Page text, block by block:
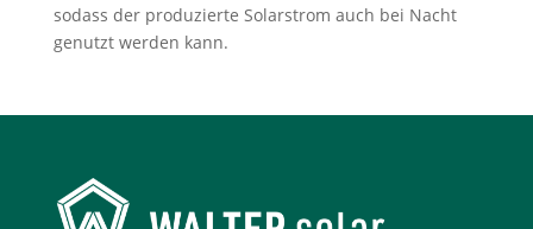
sodass der produzierte Solarstrom auch bei Nacht
genutzt werden kann.